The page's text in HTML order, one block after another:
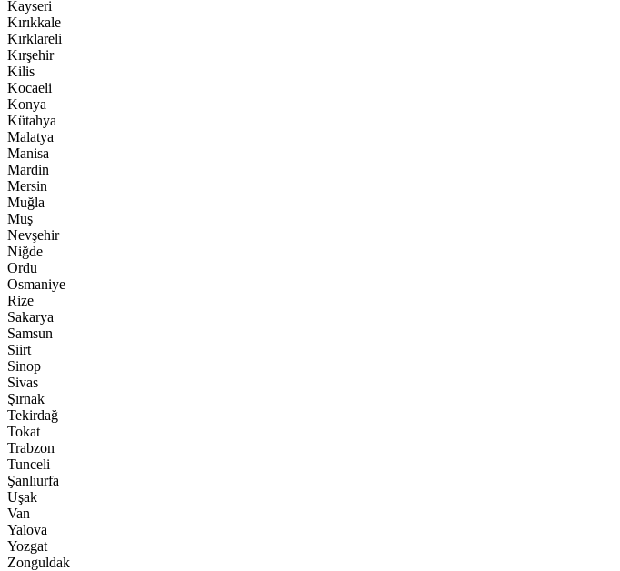
Kayseri
Kırıkkale
Kırklareli
Kırşehir
Kilis
Kocaeli
Konya
Kütahya
Malatya
Manisa
Mardin
Mersin
Muğla
Muş
Nevşehir
Niğde
Ordu
Osmaniye
Rize
Sakarya
Samsun
Siirt
Sinop
Sivas
Şırnak
Tekirdağ
Tokat
Trabzon
Tunceli
Şanlıurfa
Uşak
Van
Yalova
Yozgat
Zonguldak